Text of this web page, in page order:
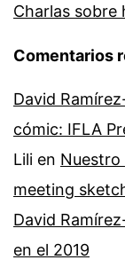
Charlas sobre
Comentarios
David
cómic: IFLA
Lili en Nuestro
meeting
David
en el 2019